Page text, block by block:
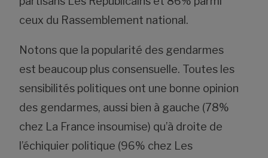
ceux du Rassemblement national.
Notons que la popularité des gendarmes
est beaucoup plus consensuelle. Toutes les
sensibilités politiques ont une bonne opinion
des gendarmes, aussi bien à gauche (78%
chez La France insoumise) qu’à droite de
l’échiquier politique (96% chez Les